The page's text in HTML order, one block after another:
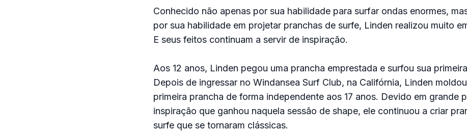
Conhecido não apenas por sua habilidade para surfar ondas enormes,
por sua habilidade em projetar pranchas de surfe, Linden realizou muito
E seus feitos continuam a servir de inspiração.
Aos 12 anos, Linden pegou uma prancha emprestada e surfou sua
Depois de ingressar no Windansea Surf Club, na Califórnia, Linden
primeira prancha de forma independente aos 17 anos. Devido em grande
inspiração que ganhou naquela sessão de shape, ele continuou a criar
surfe que se tornaram clássicas.